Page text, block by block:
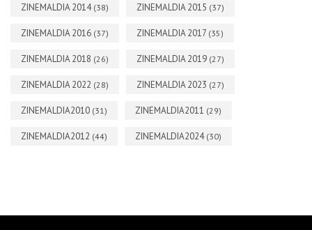
ZINEMALDIA 2014 (38) ZINEMALDIA 2015 (37)
ZINEMALDIA 2016 (37) ZINEMALDIA 2017 (35)
ZINEMALDIA 2018 (26) ZINEMALDIA 2019 (27)
ZINEMALDIA 2022 (28) ZINEMALDIA 2023 (27)
ZINEMALDIA2010 (31) ZINEMALDIA2011 (29)
ZINEMALDIA2012 (44) ZINEMALDIA2024 (30)